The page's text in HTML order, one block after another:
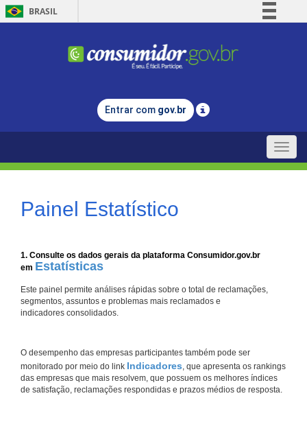
BRASIL
Comunica BR
Legislação
Entrar com gov.br
Toggle
Painel Estatístico
1. Consulte os dados gerais da plataforma Consumidor.gov.br
em Estatísticas
Este painel permite análises rápidas sobre o total de reclamações,
segmentos, assuntos e problemas mais reclamados e
indicadores consolidados.
O desempenho das empresas participantes também pode ser
monitorado por meio do link Indicadores, que apresenta os rankings
das empresas que mais resolvem, que possuem os melhores índices
de satisfação, reclamações respondidas e prazos médios de resposta.